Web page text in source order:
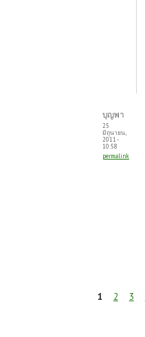
บุญพา
25
มิถุนายน,
2011 -
10:58
permalink
1 2 3